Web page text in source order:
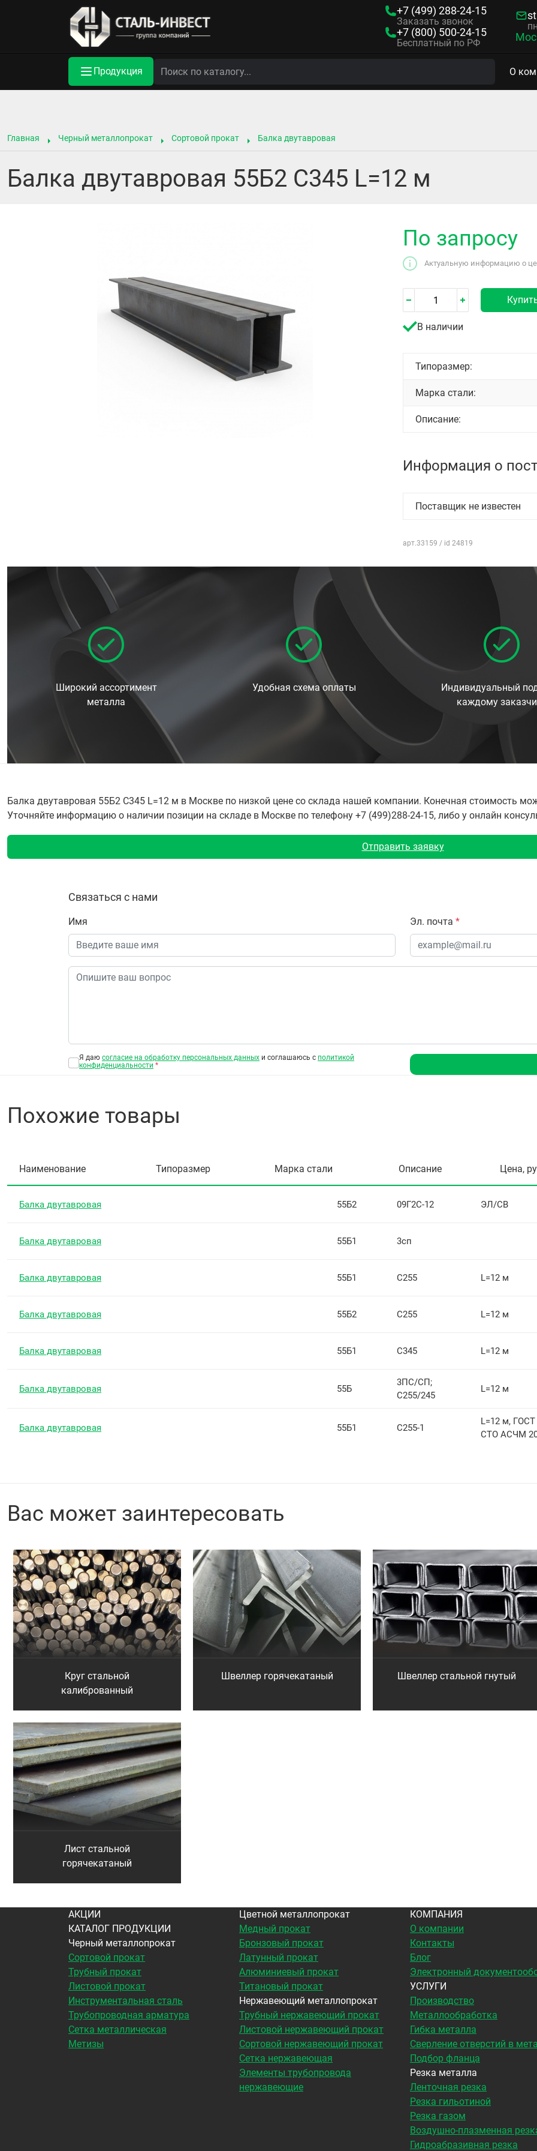
+7 (499) 288-24-15
Заказать звонок
+7 (800) 500-24-15
Бесплатный по РФ
Продукция О
Главная Черный металлопрокат Сортовой прокат Балка двутавровая
Балка двутавровая 55Б2 С345 L=12 м
По запросу
Актуальную информацию о
В наличии
Типоразмер:
Марка стали:
Описание:
Информация о
Поставщик не известен
арт.33159 / id 24819
Широкий ассортимент
металла
Удобная схема оплаты
Индивидуальный
каждому
Балка двутавровая 55Б2 С345 L=12 м в Москве по низкой цене со склада нашей компании. Конечная стоимость
Уточняйте информацию о наличии позиции на складе в Москве по телефону +7 (499)288-24-15, либо у онлайн
Отправить заявку
Связаться с нами
Имя Эл. почта *
Я даю согласие на обработку персональных данных и соглашаюсь с политикой
конфиденциальности *
Похожие товары
Наименование Типоразмер Марка стали Описание Цена,
Балка двутавровая 55Б2 09Г2С-12 ЭЛ/СВ
Балка двутавровая 55Б1 3сп
Балка двутавровая 55Б1 С255 L=12 м
Балка двутавровая 55Б2 С255 L=12 м
Балка двутавровая 55Б1 С345 L=12 м
Балка двутавровая 55Б
3ПС/СП;
С255/245
L=12 м
Балка двутавровая 55Б1 С255-1
L=12 м, ГОСТ
СТО АСЧМ
Вас может заинтересовать
Круг стальной
калиброванный
Швеллер горячекатаный Швеллер стальной гнутый
Лист стальной
горячекатаный
АКЦИИ
КАТАЛОГ ПРОДУКЦИИ
Черный металлопрокат
Сортовой прокат
Трубный прокат
Листовой прокат
Инструментальная сталь
Трубопроводная арматура
Сетка металлическая
Метизы
Цветной металлопрокат
Медный прокат
Бронзовый прокат
Латунный прокат
Алюминиевый прокат
Титановый прокат
Нержавеющий металлопрокат
Трубный нержавеющий прокат
Листовой нержавеющий прокат
Сортовой нержавеющий прокат
Сетка нержавеющая
Элементы трубопровода
нержавеющие
КОМПАНИЯ
О компании
Контакты
Блог
Электронный
УСЛУГИ
Производство
Металлообработка
Гибка металла
Сверление отверстий в
Подбор фланца
Резка металла
Ленточная резка
Резка гильотиной
Резка газом
Воздушно-плазменная
Гидроабразивная резка